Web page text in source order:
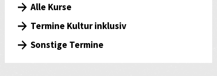
Alle Kurse
Termine Kultur inklusiv
Sonstige Termine